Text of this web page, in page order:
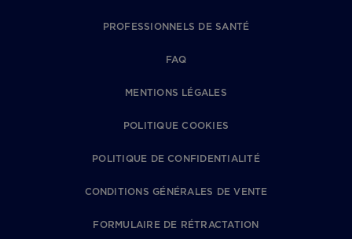
PROFESSIONNELS DE SANTÉ
FAQ
MENTIONS LÉGALES
POLITIQUE COOKIES
POLITIQUE DE CONFIDENTIALITÉ
CONDITIONS GÉNÉRALES DE VENTE
FORMULAIRE DE RÉTRACTATION